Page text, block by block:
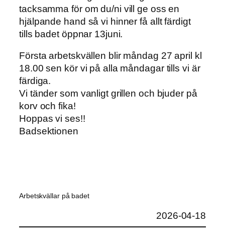
tacksamma för om du/ni vill ge oss en
hjälpande hand så vi hinner få allt färdigt
tills badet öppnar 13juni.
Första arbetskvällen blir måndag 27 april kl
18.00 sen kör vi på alla måndagar tills vi är
färdiga.
Vi tänder som vanligt grillen och bjuder på
korv och fika!
Hoppas vi ses!!
Badsektionen
Arbetskvällar på badet
2026-04-18